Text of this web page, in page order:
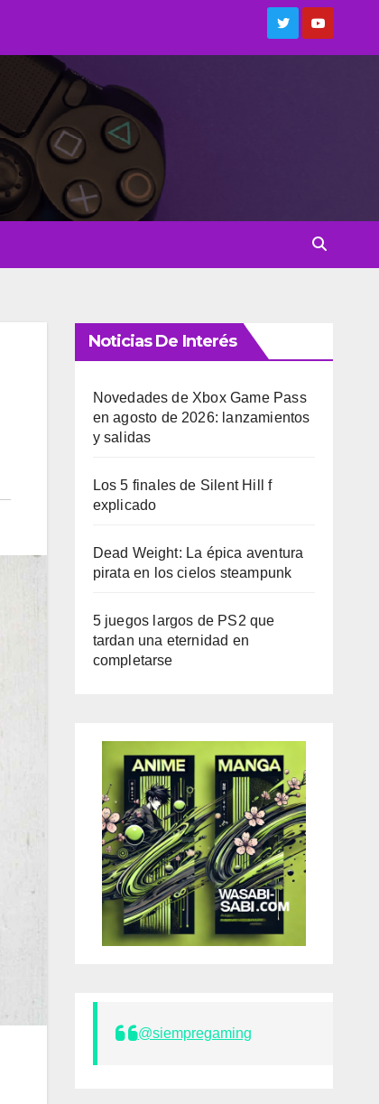
Noticias De Interés
Novedades de Xbox Game Pass
en agosto de 2026: lanzamientos
y salidas
Los 5 finales de Silent Hill f
explicado
Dead Weight: La épica aventura
pirata en los cielos steampunk
5 juegos largos de PS2 que
tardan una eternidad en
completarse
@siempregaming